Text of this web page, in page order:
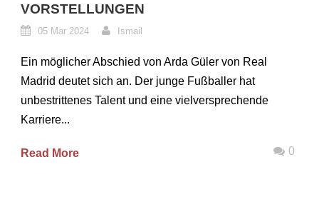
VORSTELLUNGEN
05 Mar 2024 Ismail
Ein möglicher Abschied von Arda Güler von Real
Madrid deutet sich an. Der junge Fußballer hat
unbestrittenes Talent und eine vielversprechende
Karriere...
Read More 0